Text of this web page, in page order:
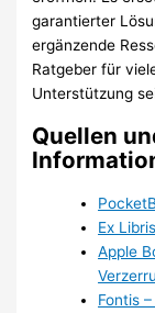
garantierter
ergänzende
Ratgeber für
Unterstützung
Quellen
Ex
Apple
Fontis